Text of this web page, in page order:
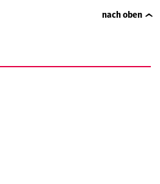
nach oben